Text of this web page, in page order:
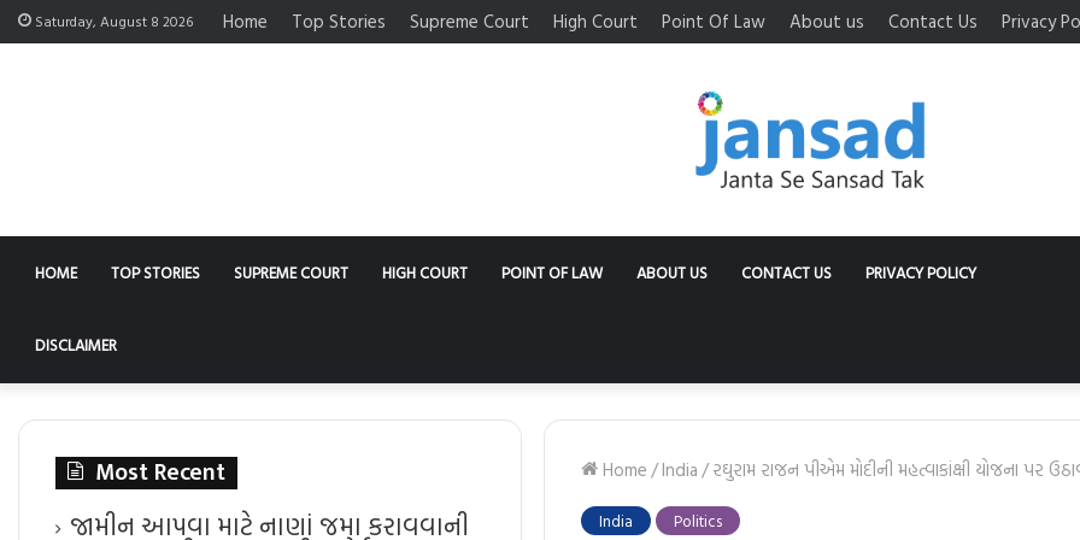
Saturday, August 8 2026 Home Top Stories Supreme Court High Court Point Of Law About us Contact Us Privacy
HOME TOP STORIES SUPREME COURT HIGH COURT POINT OF LAW ABOUT US CONTACT US PRIVACY POLICY
DISCLAIMER
Home/India/રઘુરામ રાજન પીએમ મોદીની મહત્વાકાંક્ષી યોજના પર
India Politics
Most Recent
જામીન આપવા માટે નાણાં જમા કરાવવાની